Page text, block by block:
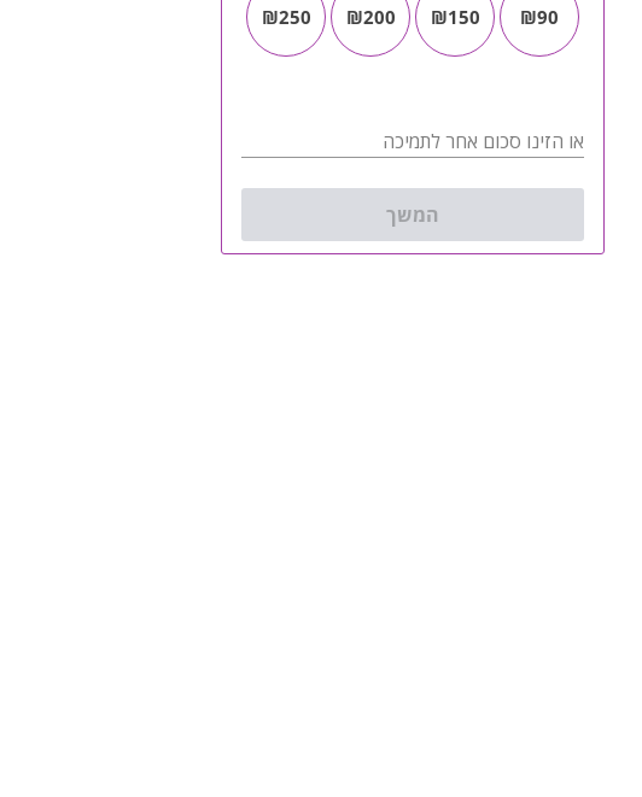
₪90
₪150
₪200
₪250
או הזינו סכום אחר לתמיכה
המשך